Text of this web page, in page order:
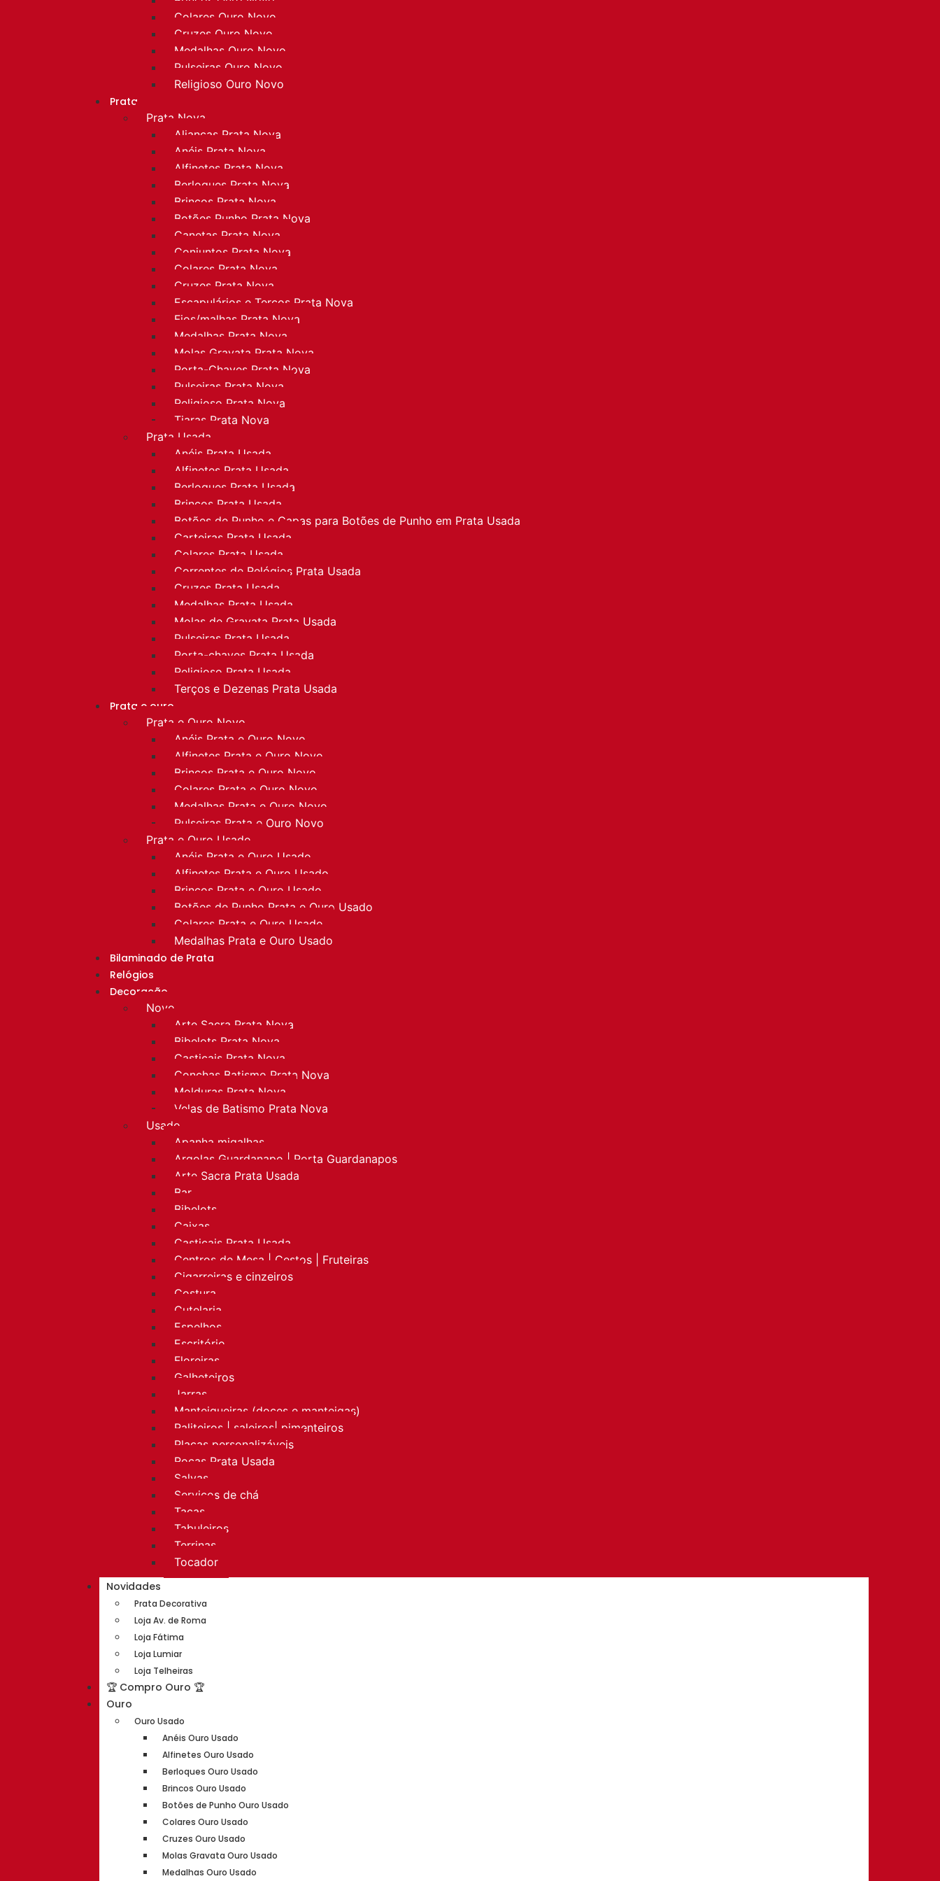
Colares Ouro Novo
Cruzes Ouro Novo
Medalhas Ouro Novo
Pulseiras Ouro Novo
Religioso Ouro Novo
Prata
Prata Nova
Alianças Prata Nova
Anéis Prata Nova
Alfinetes Prata Nova
Berloques Prata Nova
Brincos Prata Nova
Botões Punho Prata Nova
Canetas Prata Nova
Conjuntos Prata Nova
Colares Prata Nova
Cruzes Prata Nova
Escapulários e Terços Prata Nova
Fios/malhas Prata Nova
Medalhas Prata Nova
Molas Gravata Prata Nova
Porta-Chaves Prata Nova
Pulseiras Prata Nova
Religioso Prata Nova
Tiaras Prata Nova
Prata Usada
Anéis Prata Usada
Alfinetes Prata Usada
Berloques Prata Usada
Brincos Prata Usada
Botões de Punho e Capas para Botões de Punho em Prata Usada
Carteiras Prata Usada
Colares Prata Usada
Correntes de Relógios Prata Usada
Cruzes Prata Usada
Medalhas Prata Usada
Molas de Gravata Prata Usada
Pulseiras Prata Usada
Porta-chaves Prata Usada
Religioso Prata Usada
Terços e Dezenas Prata Usada
Prata e ouro
Prata e Ouro Novo
Anéis Prata e Ouro Novo
Alfinetes Prata e Ouro Novo
Brincos Prata e Ouro Novo
Colares Prata e Ouro Novo
Medalhas Prata e Ouro Novo
Pulseiras Prata e Ouro Novo
Prata e Ouro Usado
Anéis Prata e Ouro Usado
Alfinetes Prata e Ouro Usado
Brincos Prata e Ouro Usado
Botões de Punho Prata e Ouro Usado
Colares Prata e Ouro Usado
Medalhas Prata e Ouro Usado
Bilaminado de Prata
Relógios
Decoração
Novo
Arte Sacra Prata Nova
Bibelots Prata Nova
Castiçais Prata Nova
Conchas Batismo Prata Nova
Molduras Prata Nova
Velas de Batismo Prata Nova
Usado
Apanha migalhas
Argolas Guardanapo | Porta Guardanapos
Arte Sacra Prata Usada
Bar
Bibelots
Caixas
Castiçais Prata Usada
Centros de Mesa | Cestos | Fruteiras
Cigarreiras e cinzeiros
Costura
Cutelaria
Espelhos
Escritório
Floreiras
Galheteiros
Jarras
Manteigueiras (doces e manteigas)
Paliteiros | saleiros| pimenteiros
Placas personalizáveis
Rocas Prata Usada
Salvas
Serviços de chá
Taças
Tabuleiros
Terrinas
Tocador
Novidades
Prata Decorativa
Loja Av. de Roma
Loja Fátima
Loja Lumiar
Loja Telheiras
🏆 Compro Ouro 🏆
Ouro
Ouro Usado
Anéis Ouro Usado
Alfinetes Ouro Usado
Berloques Ouro Usado
Brincos Ouro Usado
Botões de Punho Ouro Usado
Colares Ouro Usado
Cruzes Ouro Usado
Molas Gravata Ouro Usado
Medalhas Ouro Usado